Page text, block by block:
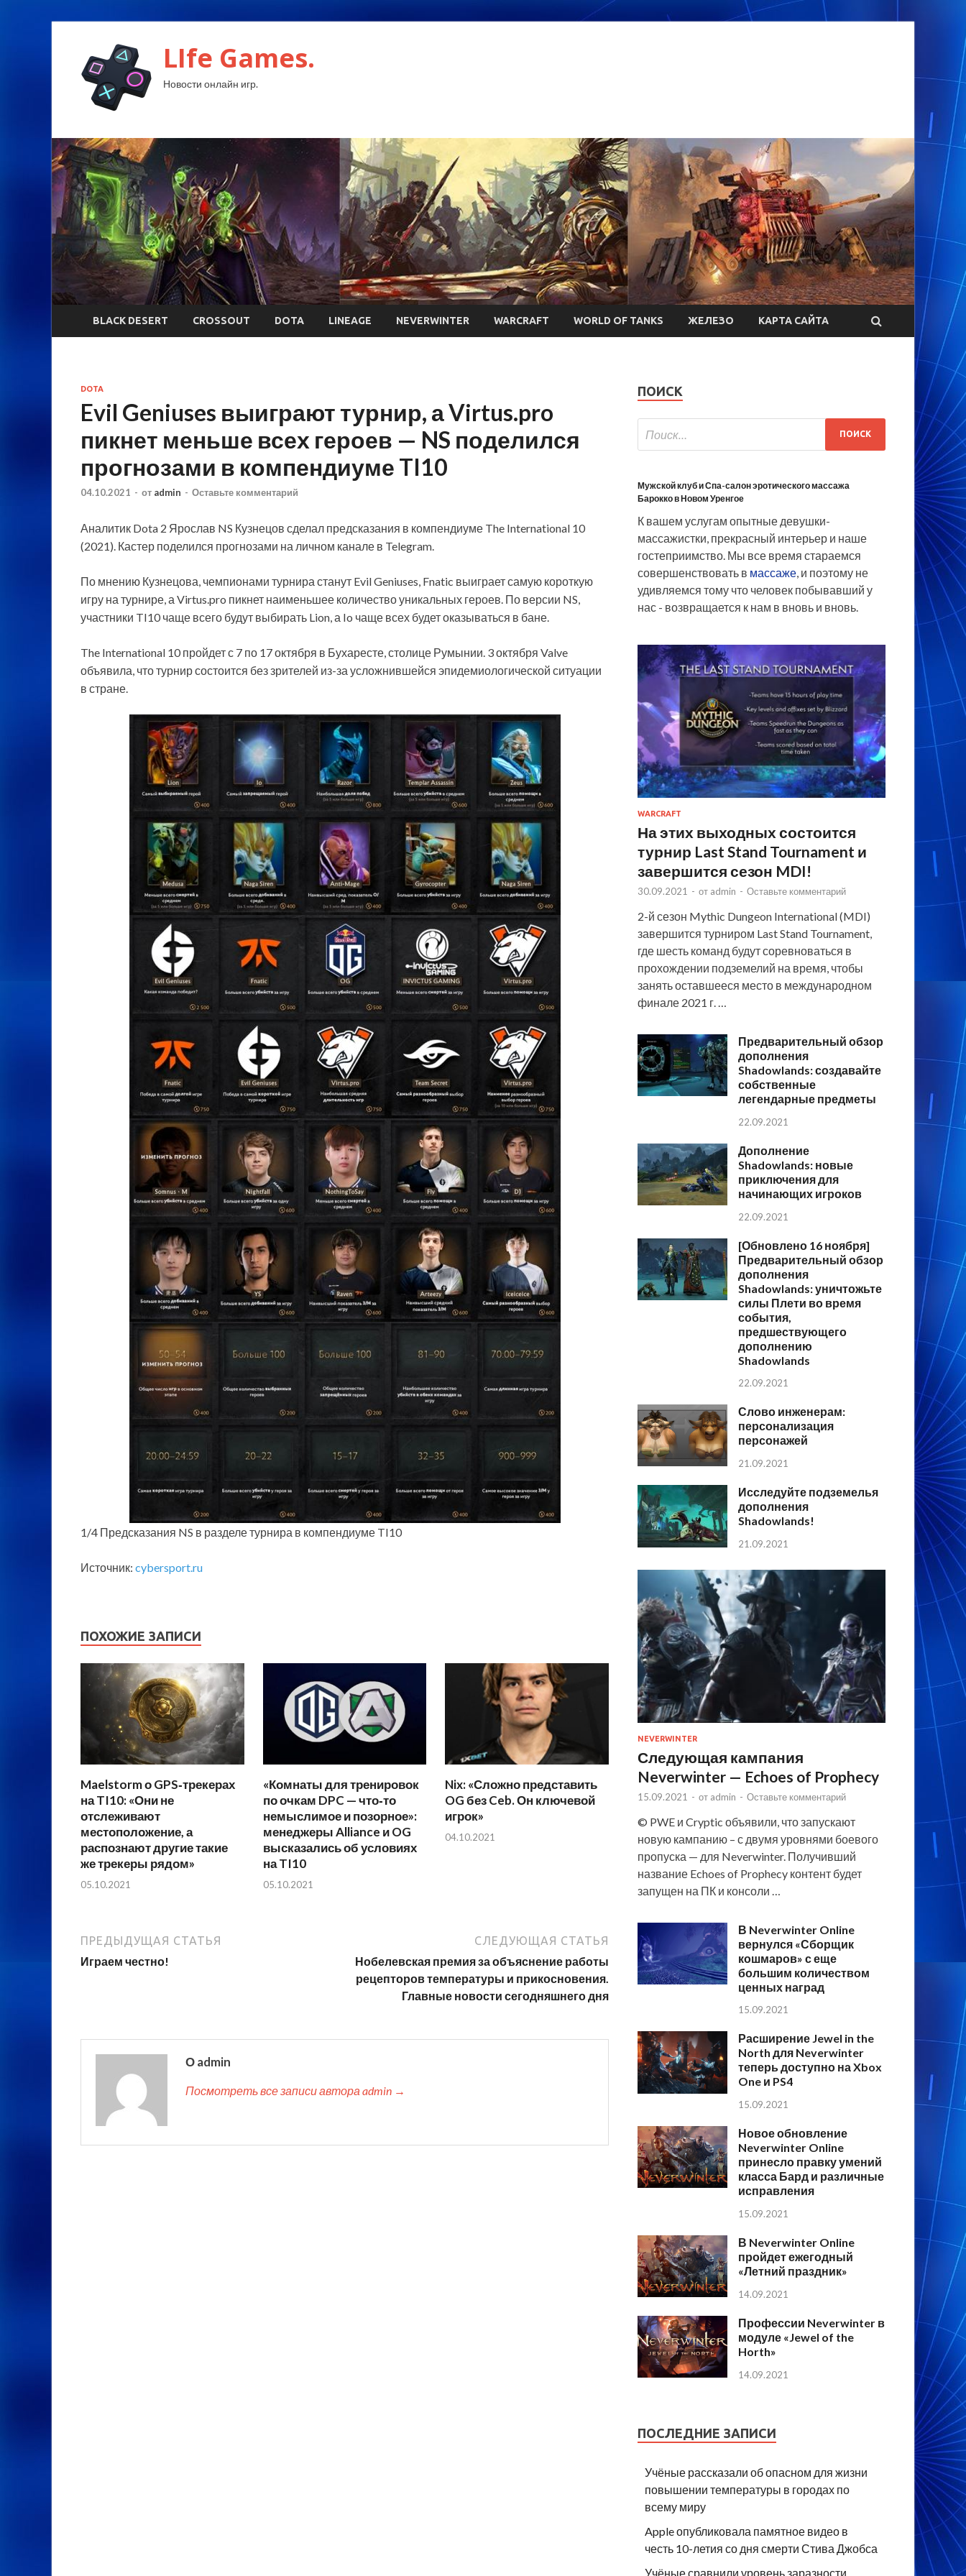
LIfe Games.
Новости онлайн игр.
BLACK DESERT CROSSOUT DOTA LINEAGE NEVERWINTER WARCRAFT WORLD OF TANKS ЖЕЛЕЗО КАРТА САЙТА
DOTA
Evil Geniuses выиграют турнир, а Virtus.pro
пикнет меньше всех героев — NS поделился
прогнозами в компендиуме TI10
04.10.2021 - от admin - Оставьте комментарий
Аналитик Dota 2 Ярослав NS Кузнецов сделал предсказания в компендиуме The International 10
(2021). Кастер поделился прогнозами на личном канале в Telegram.
По мнению Кузнецова, чемпионами турнира станут Evil Geniuses, Fnatic выиграет самую короткую
игру на турнире, а Virtus.pro пикнет наименьшее количество уникальных героев. По версии NS,
участники TI10 чаще всего будут выбирать Lion, а Io чаще всех будет оказываться в бане.
The International 10 пройдет с 7 по 17 октября в Бухаресте, столице Румынии. 3 октября Valve
объявила, что турнир состоится без зрителей из-за усложнившейся эпидемиологической ситуации
в стране.
1/4 Предсказания NS в разделе турнира в компендиуме TI10
Источник: cybersport.ru
ПОХОЖИЕ ЗАПИСИ
Maelstorm о GPS‑трекерах
на TI10: «Они не
отслеживают
местоположение, а
распознают другие такие
же трекеры рядом»
05.10.2021
«Комнаты для тренировок
по очкам DPC — что‑то
немыслимое и позорное»:
менеджеры Alliance и OG
высказались об условиях
на TI10
05.10.2021
Nix: «Сложно представить
OG без Ceb. Он ключевой
игрок»
04.10.2021
ПРЕДЫДУЩАЯ СТАТЬЯ
Играем честно!
СЛЕДУЮЩАЯ СТАТЬЯ
Нобелевская премия за объяснение работы
рецепторов температуры и прикосновения.
Главные новости сегодняшнего дня
О admin
Посмотреть все записи автора admin →
ПОИСК
Мужской клуб и Спа-салон эротического массажа
Барокко в Новом Уренгое
К вашем услугам опытные девушки-
массажистки, прекрасный интерьер и наше
гостеприимство. Мы все время стараемся
совершенствовать в массаже, и поэтому не
удивляемся тому что человек побывавший у
нас - возвращается к нам в вновь и вновь.
WARCRAFT
На этих выходных состоится
турнир Last Stand Tournament и
завершится сезон MDI!
30.09.2021 - от admin - Оставьте комментарий
2-й сезон Mythic Dungeon International (MDI)
завершится турниром Last Stand Tournament,
где шесть команд будут соревноваться в
прохождении подземелий на время, чтобы
занять оставшееся место в международном
финале 2021 г. …
Предварительный обзор
дополнения
Shadowlands: создавайте
собственные
легендарные предметы
22.09.2021
Дополнение
Shadowlands: новые
приключения для
начинающих игроков
22.09.2021
[Обновлено 16 ноября]
Предварительный обзор
дополнения
Shadowlands: уничтожьте
силы Плети во время
события,
предшествующего
дополнению
Shadowlands
22.09.2021
Слово инженерам:
персонализация
персонажей
21.09.2021
Исследуйте подземелья
дополнения
Shadowlands!
21.09.2021
NEVERWINTER
Следующая кампания
Neverwinter — Echoes of Prophecy
15.09.2021 - от admin - Оставьте комментарий
© PWE и Cryptic объявили, что запускают
новую кампанию – с двумя уровнями боевого
пропуска — для Neverwinter. Получивший
название Echoes of Prophecy контент будет
запущен на ПК и консоли …
В Neverwinter Online
вернулся «Сборщик
кошмаров» с еще
большим количеством
ценных наград
15.09.2021
Расширение Jewel in the
North для Neverwinter
теперь доступно на Xbox
One и PS4
15.09.2021
Новое обновление
Neverwinter Online
принесло правку умений
класса Бард и различные
исправления
15.09.2021
В Neverwinter Online
пройдет ежегодный
«Летний праздник»
14.09.2021
Профессии Neverwinter в
модуле «Jewel of the
Horth»
14.09.2021
ПОСЛЕДНИЕ ЗАПИСИ
Учёные рассказали об опасном для жизни
повышении температуры в городах по
всему миру
Apple опубликовала памятное видео в
честь 10-летия со дня смерти Стива Джобса
Учёные сравнили уровень заразности